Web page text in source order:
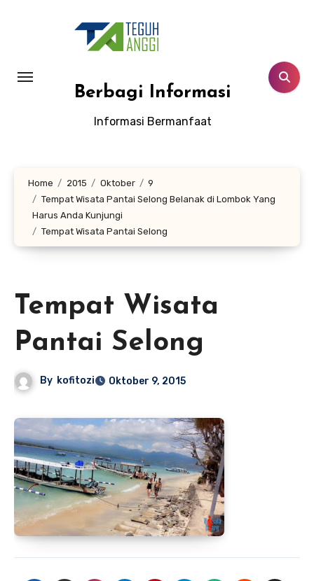
Berbagi Informasi
Informasi Bermanfaat
Home 2015 Oktober
9
Tempat Wisata Pantai Selong Belanak di Lombok Yang
Harus Anda Kunjungi
Tempat Wisata Pantai Selong
Tempat Wisata
Pantai Selong
By kofitozi Oktober 9, 2015